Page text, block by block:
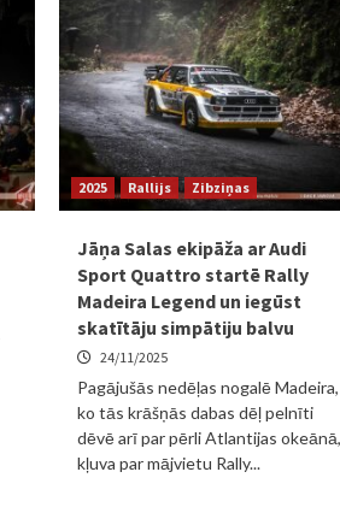
2025 Rallijs Zibziņas
Jāņa Salas ekipāža ar Audi
Sport Quattro startē Rally
Madeira Legend un iegūst
skatītāju simpātiju balvu
24/11/2025
Pagājušās nedēļas nogalē Madeira,
ko tās krāšņās dabas dēļ pelnīti
dēvē arī par pērli Atlantijas okeānā,
kļuva par mājvietu Rally...